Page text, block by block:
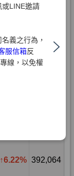
LINE邀請
義之行為，
服信箱反
線，以免權